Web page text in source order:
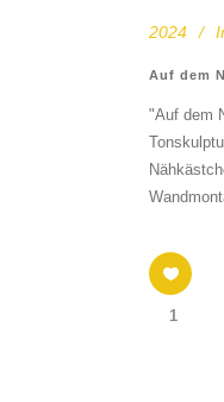
2024
Auf dem
"Auf dem
1